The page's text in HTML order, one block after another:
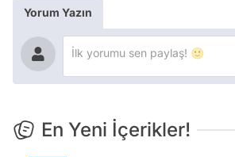
Yorum Yazın
En Yeni İçerikler!